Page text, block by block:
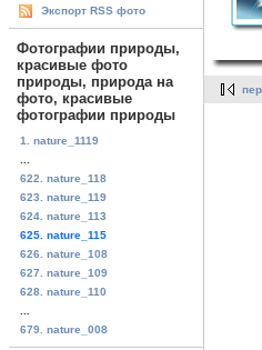
Экспорт RSS фото
Фотографии природы,
красивые фото
природы, природа на
фото, красивые
фотографии природы
1. nature_1119
622. nature_118
623. nature_119
624. nature_113
625. nature_115
626. nature_108
627. nature_109
628. nature_110
679. nature_008